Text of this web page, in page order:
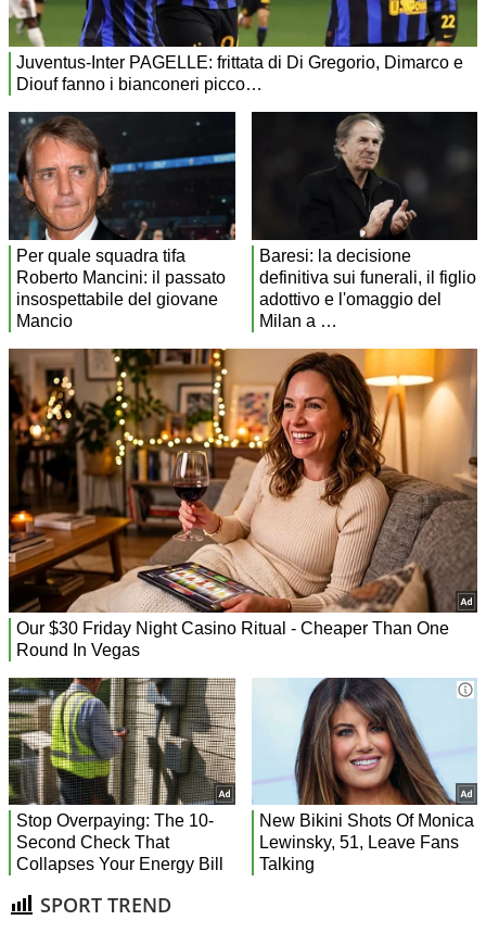
SPORT TREND